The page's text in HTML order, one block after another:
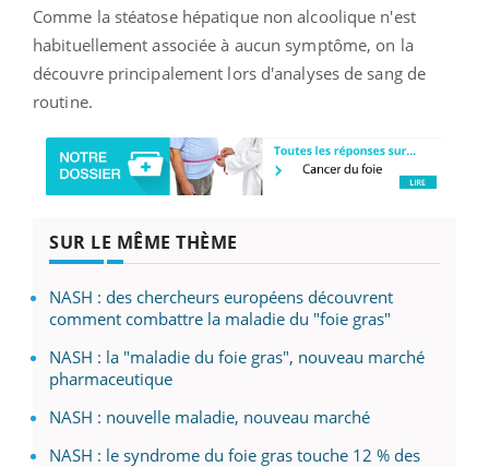
Comme la stéatose hépatique non alcoolique n'est
habituellement associée à aucun symptôme, on la
découvre principalement lors d'analyses de sang de
routine.
SUR LE MÊME THÈME
NASH : des chercheurs européens découvrent
comment combattre la maladie du "foie gras"
NASH : la "maladie du foie gras", nouveau marché
pharmaceutique
NASH : nouvelle maladie, nouveau marché
NASH : le syndrome du foie gras touche 12 % des